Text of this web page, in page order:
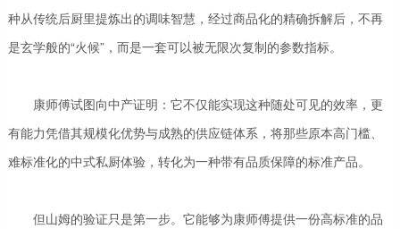
种从传统后厨里提炼出的调味智慧，经过商品化的精确拆解后，不再
是玄学般的“火候”，而是一套可以被无限次复制的参数指标。
康师傅试图向中产证明：它不仅能实现这种随处可见的效率，更
有能力凭借其规模化优势与成熟的供应链体系，将那些原本高门槛、
难标准化的中式私厨体验，转化为一种带有品质保障的标准产品。
但山姆的验证只是第一步。它能够为康师傅提供一份高标准的品